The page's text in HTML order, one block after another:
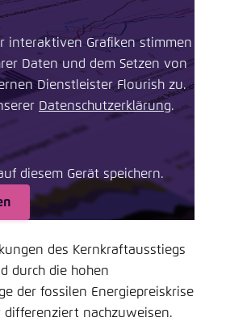
interaktiven Grafiken stimmen
Daten und dem Setzen von
Dienstleister Flourish zu.
Datenschutzerklärung.
diesem Gerät speichern.
des Kernkraftausstiegs
durch die hohen
der fossilen Energiepreiskrise
differenziert nachzuweisen.